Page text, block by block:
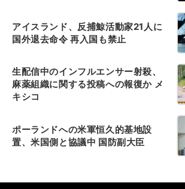
アイスランド、反捕鯨活動家21人に
国外退去命令 再入国も禁止
生配信中のインフルエンサー射殺、
麻薬組織に関する投稿への報復か メ
キシコ
ポーランドへの米軍恒久的基地設
置、米国側と協議中 国防副大臣